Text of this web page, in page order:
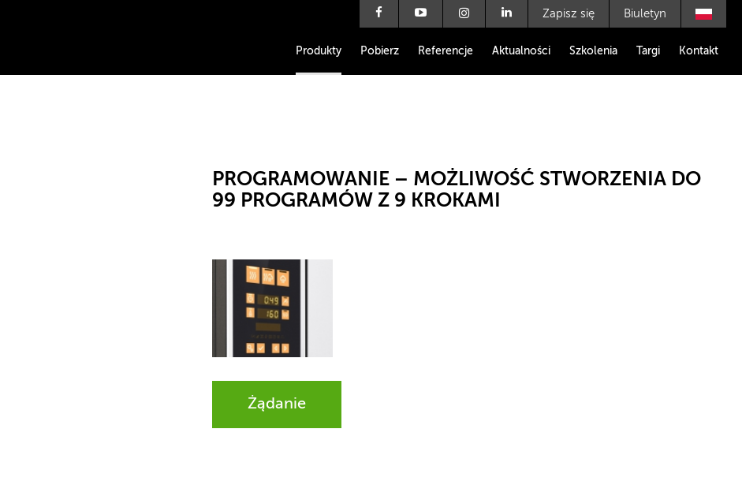
Zapisz się Biuletyn
Produkty Pobierz Referencje Aktualności Szkolenia Targi Kontakt
PROGRAMOWANIE – MOŻLIWOŚĆ STWORZENIA DO
99 PROGRAMÓW Z 9 KROKAMI
Żądanie